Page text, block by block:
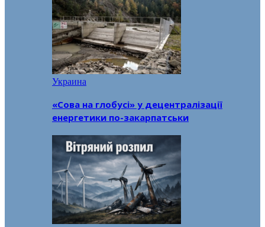
Украина
«Сова на глобусі» у децентралізації
енергетики по-закарпатськи